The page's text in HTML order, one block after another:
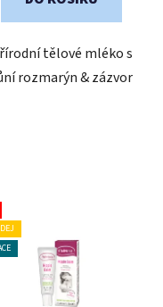
tělové mléko s
rozmarýn & zázvor